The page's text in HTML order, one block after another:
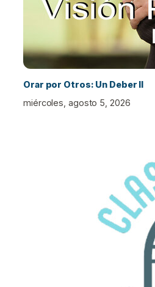
Orar por Otros: Un Deber II
miércoles, agosto 5, 2026